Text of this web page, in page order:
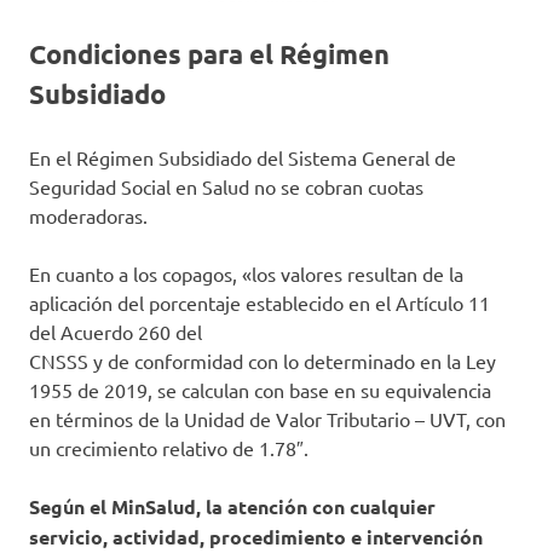
Condiciones para el Régimen
Subsidiado
En el Régimen Subsidiado del Sistema General de
Seguridad Social en Salud no se cobran cuotas
moderadoras.
En cuanto a los copagos, «los valores resultan de la
aplicación del porcentaje establecido en el Artículo 11
del Acuerdo 260 del
CNSSS y de conformidad con lo determinado en la Ley
1955 de 2019, se calculan con base en su equivalencia
en términos de la Unidad de Valor Tributario – UVT, con
un crecimiento relativo de 1.78″.
Según el MinSalud, la atención con cualquier
servicio, actividad, procedimiento e intervención